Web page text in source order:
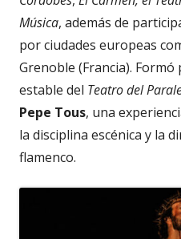
Música, además de
por ciudades europeas
Grenoble (Francia).
estable del Teatro del
Pepe Tous, una
la disciplina escénica y la
flamenco.